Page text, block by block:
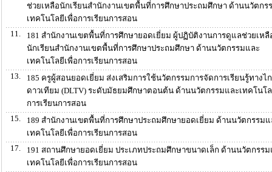
ช่วยเหลือนักเรียนสำนักงานเขตพื้นที่การศึกษาประถมศึกษา ด้านนวัตกร
เทคโนโลยีเพื่อการเรียนการสอน
11.
181 สำนักงานเขตพื้นที่การศึกษายอดเยี่ยม ผู้ปฏิบัติงานการดูแลช่วยเหลื
นักเรียนสำนักงานเขตพื้นที่การศึกษาประถมศึกษา ด้านนวัตกรรมและ
เทคโนโลยีเพื่อการเรียนการสอน
13.
185 ครูผู้สอนยอดเยี่ยม ส่งเสริมการใช้นวัตกรรมการจัดการเรียนรู้ทางไ
ดาวเทียม (DLTV) ระดับมัธยมศึกษาตอนต้น ด้านนวัตกรรมและเทคโนโ
การเรียนการสอน
15.
189 สำนักงานเขตพื้นที่การศึกษาประถมศึกษายอดเยี่ยม ด้านนวัตกรรมแ
เทคโนโลยีเพื่อการเรียนการสอน
17.
191 สถานศึกษายอดเยี่ยม ประเภทประถมศึกษาขนาดเล็ก ด้านนวัตกรร
เทคโนโลยีเพื่อการเรียนการสอน